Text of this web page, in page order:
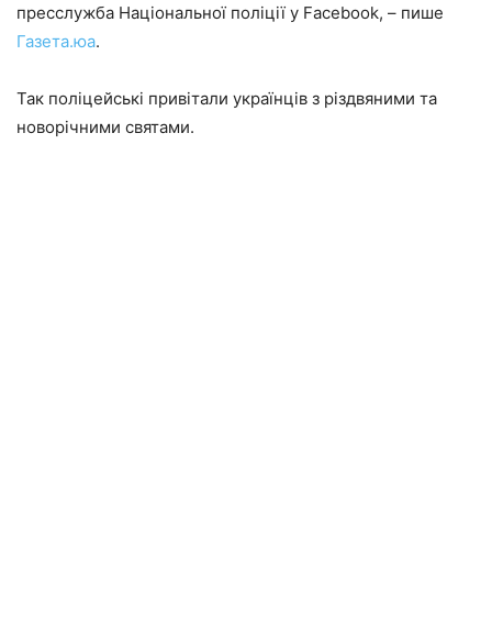
пресслужба Національної поліції у Facebook, – пише
Газета.юа.
Так поліцейські привітали українців з різдвяними та
новорічними святами.